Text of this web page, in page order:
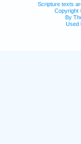
Scripture texts
Copyright
By
Used